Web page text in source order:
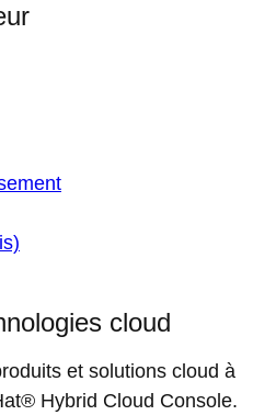
cloud
et solutions cloud à
Hybrid Cloud Console.